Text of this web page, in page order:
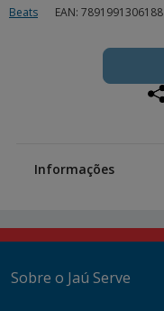
Beats EAN: 7891991306188
to
cart
Information
Informações
Sobre o Jaú Serve